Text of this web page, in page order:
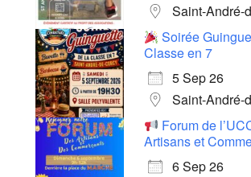
Saint-André-
Soirée
Classe en 7
5 Sep 26
Saint-André-
Forum de
Artisans et
6 Sep 26